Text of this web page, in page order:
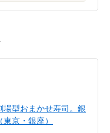
場型おまかせ寿司。銀
京・銀座）